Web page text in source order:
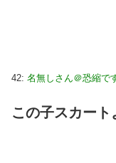
42: 名無しさん＠恐縮で
この子スカー